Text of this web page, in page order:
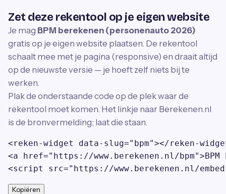
Zet deze rekentool op je eigen website
Je mag BPM berekenen (personenauto 2026)
gratis op je eigen website plaatsen. De rekentool
schaalt mee met je pagina (responsive) en draait altijd
op de nieuwste versie — je hoeft zelf niets bij te
werken.
Plak de onderstaande code op de plek waar de
rekentool moet komen. Het linkje naar Berekenen.nl
is de bronvermelding; laat die staan.
<reken-widget data-slug="bpm"></reken-
<a href="https://www.berekenen.nl/
<script src="https://www.berekenen.nl/
Kopiëren